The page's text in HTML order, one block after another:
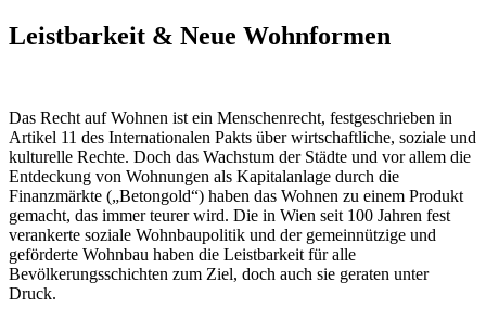
Leistbarkeit & Neue Wohnformen
Das Recht auf Wohnen ist ein Menschenrecht, festgeschrieben in
Artikel 11 des Internationalen Pakts über wirtschaftliche, soziale und
kulturelle Rechte. Doch das Wachstum der Städte und vor allem die
Entdeckung von Wohnungen als Kapitalanlage durch die
Finanzmärkte („Betongold“) haben das Wohnen zu einem Produkt
gemacht, das immer teurer wird. Die in Wien seit 100 Jahren fest
verankerte soziale Wohnbaupolitik und der gemeinnützige und
geförderte Wohnbau haben die Leistbarkeit für alle
Bevölkerungsschichten zum Ziel, doch auch sie geraten unter
Druck.